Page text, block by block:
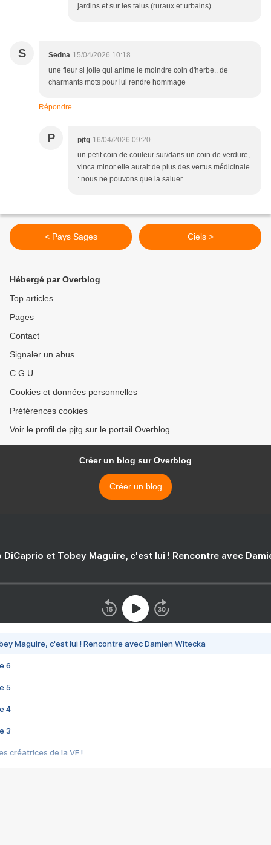
jardins et sur les talus (ruraux et urbains)....
S Sedna 15/04/2026 10:18
une fleur si jolie qui anime le moindre coin d'herbe.. de
charmants mots pour lui rendre hommage
Répondre
P pjtg 16/04/2026 09:20
un petit coin de couleur sur/dans un coin de verdure,
vinca minor elle aurait de plus des vertus médicinale
: nous ne pouvons que la saluer...
< Pays Sages Ciels >
Hébergé par Overblog
Top articles
Pages
Contact
Signaler un abus
C.G.U.
Cookies et données personnelles
Préférences cookies
Voir le profil de pjtg sur le portail Overblog
Créer un blog sur Overblog
Créer un blog
DiCaprio et Tobey Maguire, c'est lui ! Rencontre avec
Maguire, c'est lui ! Rencontre avec Damien Witecka
6
5
4
3
créatrices de la VF !